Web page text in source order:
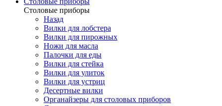
Cтоловые приборы
Назад
Вилки для лобстера
Вилки для пирожных
Ножи для масла
Палочки для еды
Вилки для стейка
Вилки для улиток
Вилки для устриц
Десертные вилки
Органайзеры для столовых приборов